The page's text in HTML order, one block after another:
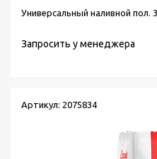
Универсальный наливной
Запросить у менеджера
Артикул: 2075834